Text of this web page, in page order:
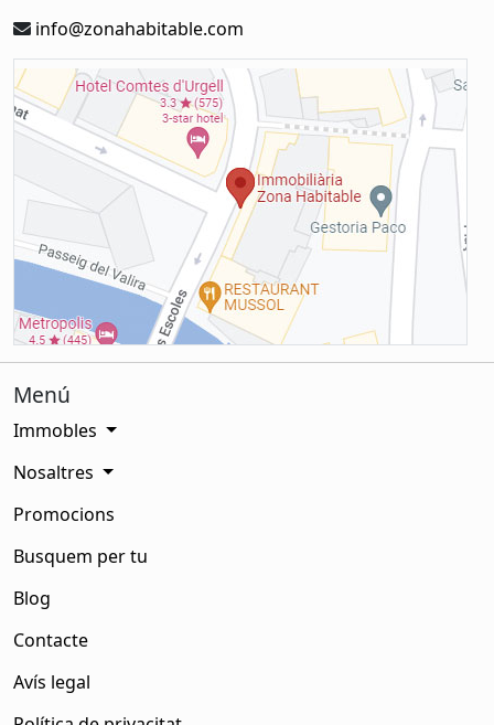
info@zonahabitable.com
Menú
Immobles
Nosaltres
Promocions
Busquem per tu
Blog
Contacte
Avís legal